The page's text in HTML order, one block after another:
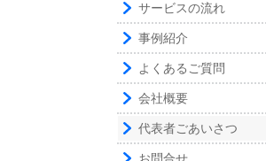
サービスの流れ
事例紹介
よくあるご質問
会社概要
代表者ごあいさつ